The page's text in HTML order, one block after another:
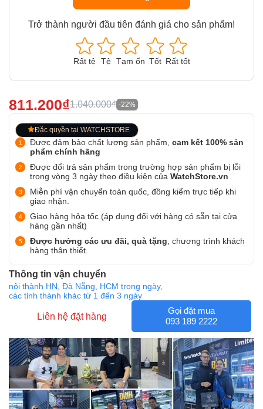
Trở thành người đầu tiên đánh giá cho sản phẩm!
Rất tệ Tệ Tạm ổn Tốt Rất tốt
811.200₫1.040.000₫ -22%
Đặc quyền tại WATCHSTORE
Được đảm bảo chất lượng sản phẩm, cam kết 100% sản
phẩm chính hãng
Được đổi trả sản phẩm trong trường hợp sản phẩm bị lỗi
trong vòng 3 ngày theo điều kiện của WatchStore.vn
Miễn phí vận chuyển toàn quốc, đồng kiểm trực tiếp khi
giao nhận.
Giao hàng hỏa tốc (áp dụng đối với hàng có sẵn tại cửa
hàng gần nhất)
Được hưởng các ưu đãi, quà tặng , chương trình khách
hàng thân thiết.
Thông tin vận chuyển
nội thành HN, Đà Nẵng, HCM trong ngày,
các tỉnh thành khác từ 1 đến 3 ngày
Liên hệ đặt hàng
Gọi đặt mua
093 189 2222